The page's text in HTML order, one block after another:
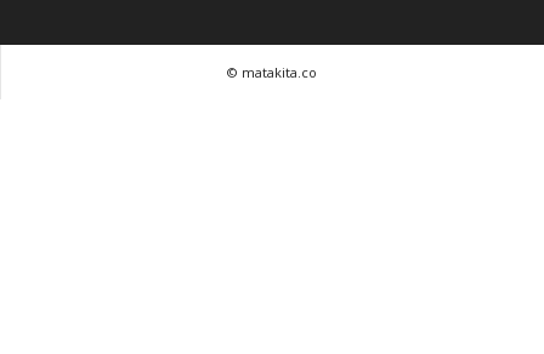
© matakita.co